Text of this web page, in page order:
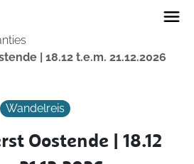
| 18.12 t.e.m. 21.12.2026
Wandelreis
Oostende | 18.12